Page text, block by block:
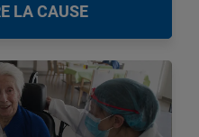
LA CAUSE